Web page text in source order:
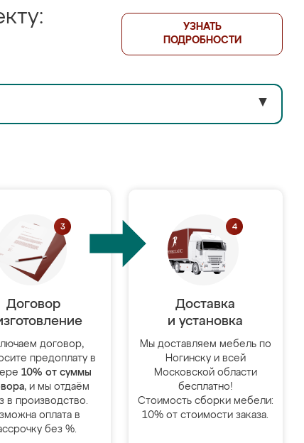
УЗНАТЬ
ПОДРОБНОСТИ
▼
Договор
договор,
предоплату в
10% от суммы
, и мы отдаём
в производство.
оплата в
без %.
Доставка
и установка
Мы доставляем мебель по
Ногинску и всей
Московской области
бесплатно!
Стоимость сборки мебели:
10% от стоимости заказа.